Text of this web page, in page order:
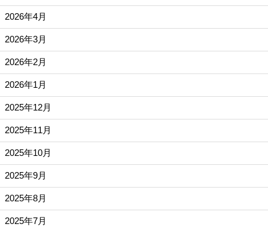
2026年4月
2026年3月
2026年2月
2026年1月
2025年12月
2025年11月
2025年10月
2025年9月
2025年8月
2025年7月